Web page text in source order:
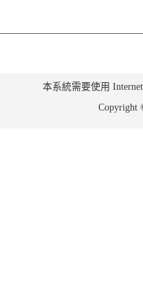
本系統需要使用
Copyright